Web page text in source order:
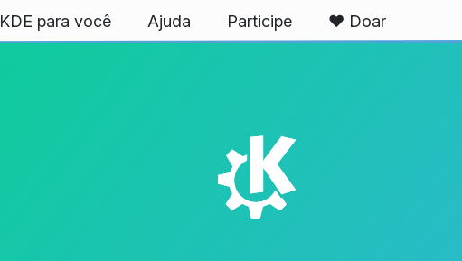
KDE para você Ajuda Participe ❤️ Doar
K